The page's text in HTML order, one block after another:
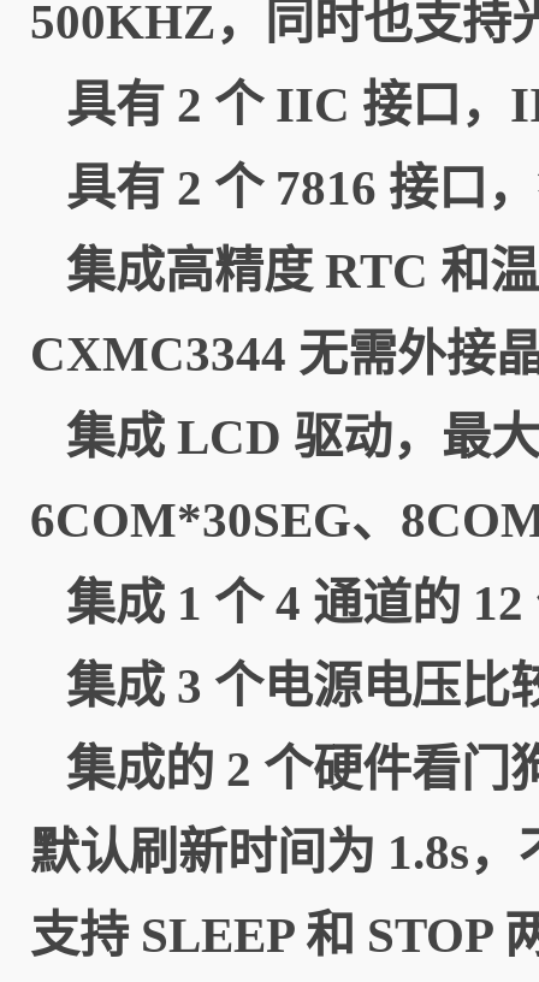
500KHZ，同时也支持
具有 2 个 IIC 接口
具有 2 个 7816 接口
集成高精度 RTC 和
CXMC3344 无需外接
集成 LCD 驱动，最
6COM*30SEG、
集成 1 个 4 通道的
集成 3 个电源电压
集成的 2 个硬件看门
默认刷新时间为 1.8s，
支持 SLEEP 和 STOP